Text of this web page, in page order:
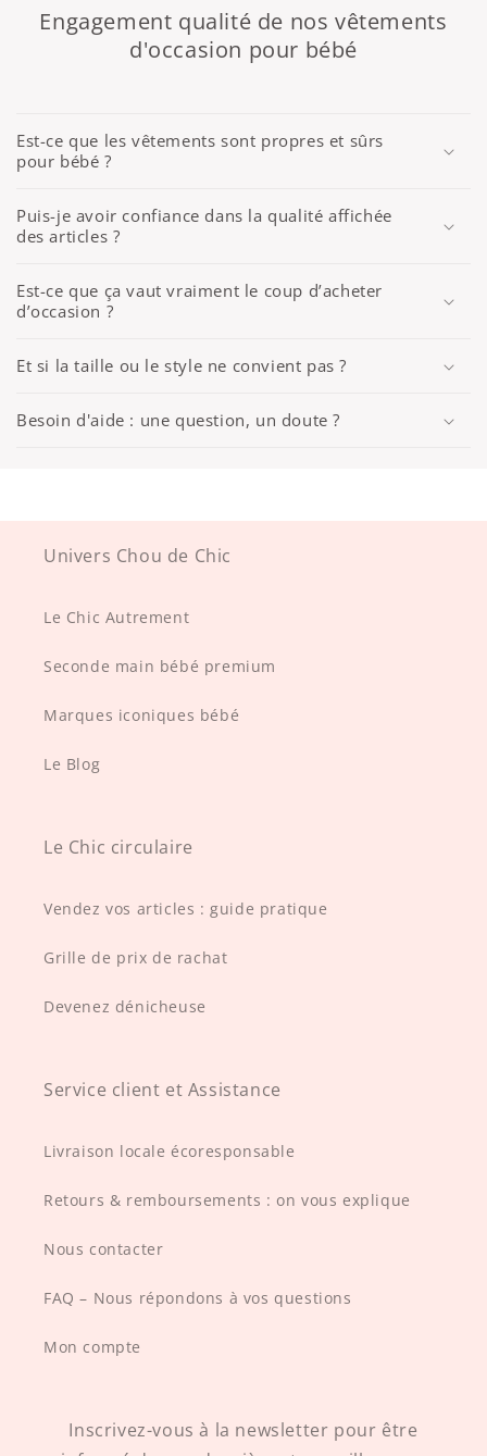
Engagement qualité de nos vêtements
d'occasion pour bébé
Est-ce que les vêtements sont propres et sûrs
pour bébé ?
Puis-je avoir confiance dans la qualité affichée
des articles ?
Est-ce que ça vaut vraiment le coup d’acheter
d’occasion ?
Et si la taille ou le style ne convient pas ?
Besoin d'aide : une question, un doute ?
Univers Chou de Chic
Le Chic Autrement
Seconde main bébé premium
Marques iconiques bébé
Le Blog
Le Chic circulaire
Vendez vos articles : guide pratique
Grille de prix de rachat
Devenez dénicheuse
Service client et Assistance
Livraison locale écoresponsable
Retours & remboursements : on vous explique
Nous contacter
FAQ – Nous répondons à vos questions
Mon compte
Inscrivez-vous à la newsletter pour être